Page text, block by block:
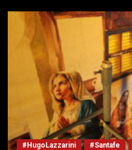
#HugoLazzarini #Santafe